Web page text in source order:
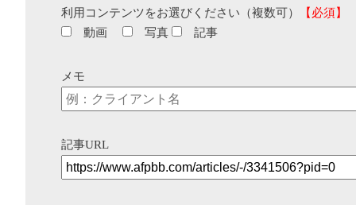
利用コンテンツをお選びください（複数可）
【必須】
動画
写真 記事
メモ
記事URL